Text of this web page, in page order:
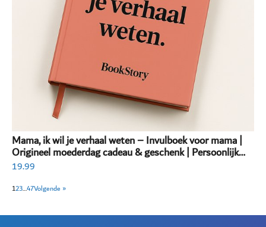
Mama, ik wil je verhaal weten – Invulboek voor mama |
Origineel moederdag cadeau & geschenk | Persoonlijk
invulboek volwassenen
19.99
123…47Volgende »